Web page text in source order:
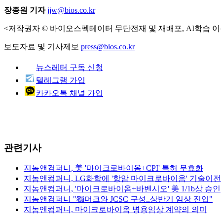
장종원 기자 jjw@bios.co.kr
<저작권자 © 바이오스펙테이터 무단전재 및 재배포, AI학습
보도자료 및 기사제보 press@bios.co.kr
뉴스레터 구독 신청
텔레그램 가입
카카오톡 채널 가입
관련기사
지놈앤컴퍼니, 美 '마이크로바이옴+CPI' 특허 무효화
지놈앤컴퍼니, LG화학에 '항암 마이크로바이옴' 기술이전
지놈앤컴퍼니, '마이크로바이옴+바벤시오' 美 1/1b상 승인
지놈앤컴퍼니 "獨머크와 JCSC 구성..상반기 임상 진입"
지놈앤컴퍼니, 마이크로바이옴 병용임상 계약의 의미